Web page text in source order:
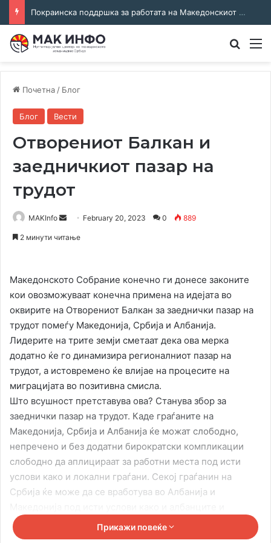
Покраинска поддршка за работата на Македонскиот национален совет: потпишан договор за суфинансирање на активностите
Почетна / Блог
Блог Вести
Отворениот Балкан и
заедничкиот пазар на
трудот
MAKInfo
Send February 20, 2023 0 889
2 минути читање
Македонското Собрание конечно ги донесе законите
кои овозможуваат конечна примена на идејата во
оквирите на Отворениот Балкан за заеднички пазар на
трудот помеѓу Македонија, Србија и Албанија.
Лидерите на трите земји сметаат дека ова мерка
додатно ќе го динамизира регионалниот пазар на
трудот, а истовремено ќе влијае на процесите на
миграцијата во позитивна смисла.
Што всушност претставува ова? Станува збор за
заеднички пазар на трудот. Каде граѓаните на
Македонија, Србија и Албанија ќе можат слободно,
непречено и без додатни бирократски компликации
слободно да аплицираат за работни места под исти
услови како и локални граѓани. Секој граѓанин на
Србија ќе може да се вработува во Албанија и
македонците, секој граѓанин на Македонија ќе може
под исти услови како србите и албанците да се
Прикажи повеќе